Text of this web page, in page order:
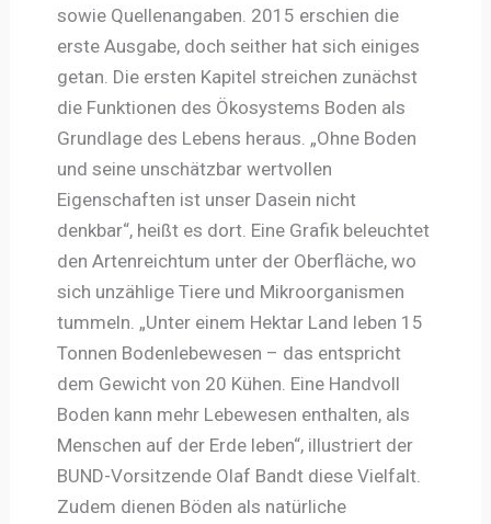
sowie Quellenangaben. 2015 erschien die
erste Ausgabe, doch seither hat sich einiges
getan. Die ersten Kapitel streichen zunächst
die Funktionen des Ökosystems Boden als
Grundlage des Lebens heraus. „Ohne Boden
und seine unschätzbar wertvollen
Eigenschaften ist unser Dasein nicht
denkbar“, heißt es dort. Eine Grafik beleuchtet
den Artenreichtum unter der Oberfläche, wo
sich unzählige Tiere und Mikroorganismen
tummeln. „Unter einem Hektar Land leben 15
Tonnen Bodenlebewesen – das entspricht
dem Gewicht von 20 Kühen. Eine Handvoll
Boden kann mehr Lebewesen enthalten, als
Menschen auf der Erde leben“, illustriert der
BUND-Vorsitzende Olaf Bandt diese Vielfalt.
Zudem dienen Böden als natürliche